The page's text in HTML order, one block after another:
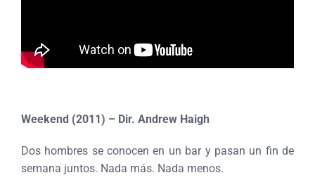
Weekend (2011) – Dir. Andrew Haigh
Dos hombres se conocen en un bar y pasan un fin de
semana juntos. Nada más. Nada menos.